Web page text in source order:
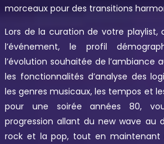
morceaux pour des transitions
Lors de la curation de votre playlist,
l’événement, le profil
l’évolution souhaitée de l’ambiance
les fonctionnalités d’analyse des
les genres musicaux, les tempos et
pour une soirée années 80,
progression allant du new wave au
rock et la pop, tout en maintenant